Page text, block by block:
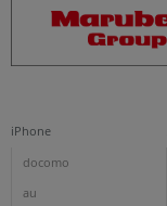
iPhone
docomo
au